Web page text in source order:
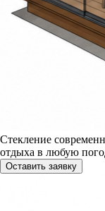
Стекление
отдыха в любую
Оставить заявку